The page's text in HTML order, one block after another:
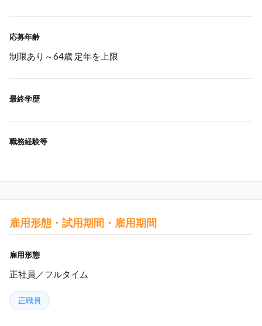
応募年齢
制限あり～64歳 定年を上限
最終学歴
職務経験等
雇用形態・試用期間・雇用期間
雇用形態
正社員／フルタイム
正職員